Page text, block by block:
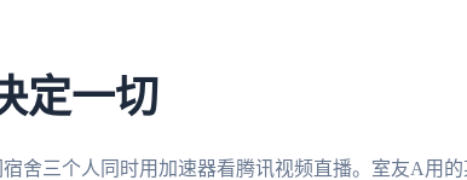
定一切
舍三个人同时用加速器看腾讯视频直播。室友A用